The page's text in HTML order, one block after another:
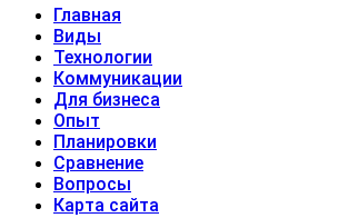
Главная
Виды
Технологии
Коммуникации
Для бизнеса
Опыт
Планировки
Сравнение
Вопросы
Карта сайта